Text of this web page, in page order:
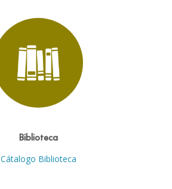
Biblioteca
Cátalogo Biblioteca